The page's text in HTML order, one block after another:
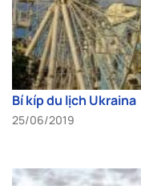
Bí kíp du lịch Ukraina
25/06/2019